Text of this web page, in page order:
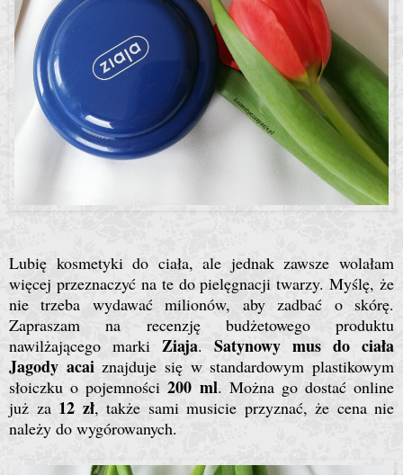
Lubię kosmetyki do ciała, ale jednak zawsze wolałam
więcej przeznaczyć na te do pielęgnacji twarzy. Myślę, że
nie trzeba wydawać milionów, aby zadbać o skórę.
Zapraszam na recenzję budżetowego produktu
nawilżającego marki Ziaja. Satynowy mus do ciała
Jagody acaiznajduje się w standardowym plastikowym
słoiczku o pojemności200 ml. Można go dostać online
już za 12 zł, także sami musicie przyznać, że cena nie
należy do wygórowanych.